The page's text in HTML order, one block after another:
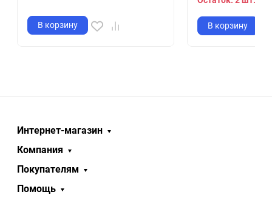
В корзину В корзину
Интернет-магазин
Компания
Покупателям
Помощь